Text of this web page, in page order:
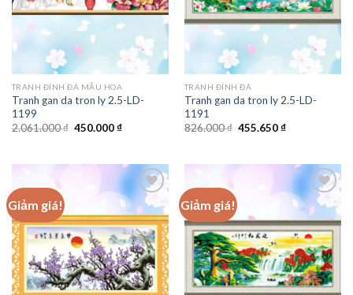
TRANH ĐÍNH ĐÁ MẪU HOA
Tranh gan da tron ly 2.5-LD-
1199
2.061.000₫ Giá
450.000₫Giá
450.000 ₫.
TRANH ĐÍNH ĐÁ
Tranh gan da tron ly 2.5-LD-
1191
826.000₫ Giá
455.650₫Giá
455.650 ₫.
Giảm giá!
Add to
wishlist
Giảm giá!
Add to
wishlist